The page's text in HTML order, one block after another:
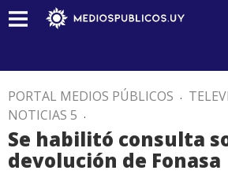
PORTAL MEDIOS PÚBLICOS .
NOTICIAS 5 .
Se habilitó consulta
devolución de Fonasa